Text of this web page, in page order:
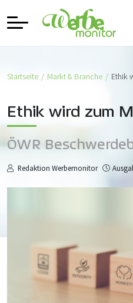
Startseite Markt & Branche Ethik
Ethik wird zum
ÖWR
Redaktion Werbemonitor